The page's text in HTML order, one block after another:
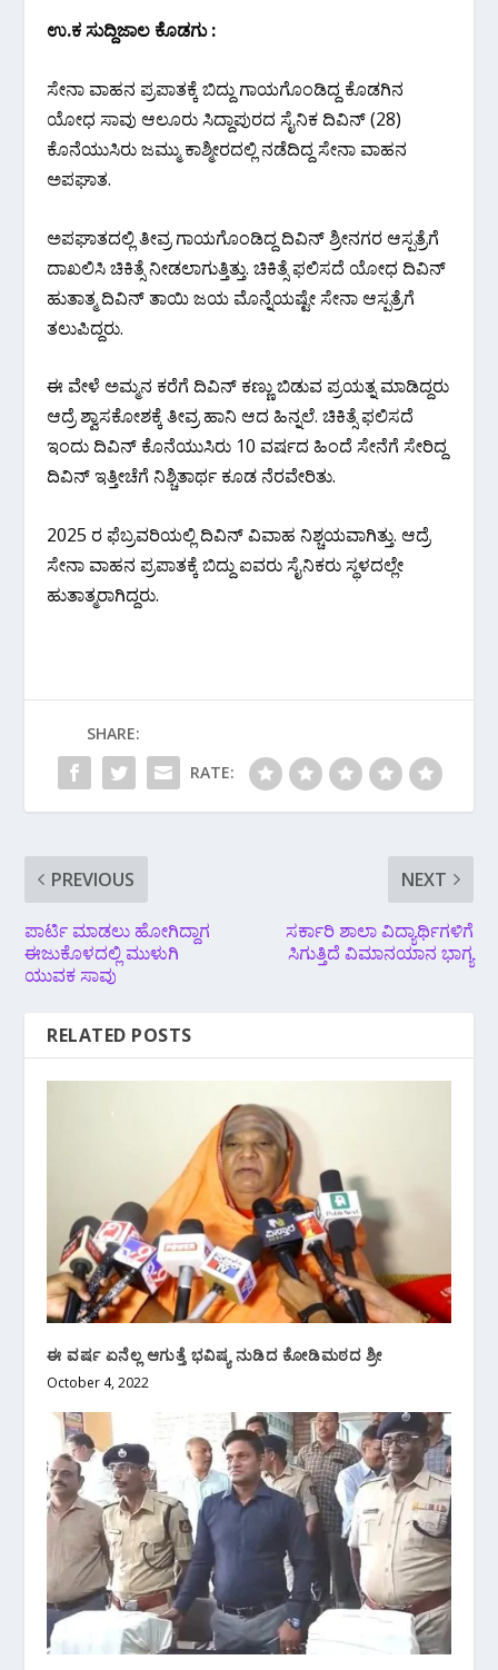
ಉ.ಕ ಸುದ್ದಿಜಾಲ ಕೊಡಗು :
ಸೇನಾ ವಾಹನ ಪ್ರಪಾತಕ್ಕೆ ಬಿದ್ದು ಗಾಯಗೊಂಡಿದ್ದ ಕೊಡಗಿನ
ಯೋಧ ಸಾವು ಆಲೂರು ಸಿದ್ದಾಪುರದ ಸೈನಿಕ ದಿವಿನ್ (28)
ಕೊನೆಯುಸಿರು ಜಮ್ಮು ಕಾಶ್ಮೀರದಲ್ಲಿ ನಡೆದಿದ್ದ ಸೇನಾ ವಾಹನ
ಅಪಘಾತ‌.
ಅಪಘಾತದಲ್ಲಿ ತೀವ್ರ ಗಾಯಗೊಂಡಿದ್ದ ದಿವಿನ್ ಶ್ರೀನಗರ ಆಸ್ಪತ್ರೆಗೆ
ದಾಖಲಿಸಿ ಚಿಕಿತ್ಸೆ ನೀಡಲಾಗುತ್ತಿತ್ತು. ಚಿಕಿತ್ಸೆ ಫಲಿಸದೆ ಯೋಧ ದಿವಿನ್
ಹುತಾತ್ಮ ದಿವಿನ್ ತಾಯಿ ಜಯ ಮೊನ್ನೆಯಷ್ಟೇ ಸೇನಾ ಆಸ್ಪತ್ರೆಗೆ
ತಲುಪಿದ್ದರು‌‌.
ಈ ವೇಳೆ ಅಮ್ಮನ ಕರೆಗೆ ದಿವಿನ್ ಕಣ್ಣು ಬಿಡುವ ಪ್ರಯತ್ನ ಮಾಡಿದ್ದರು
ಆದ್ರೆ ಶ್ವಾಸಕೋಶಕ್ಕೆ ತೀವ್ರ ಹಾನಿ ಆದ ಹಿನ್ನಲೆ. ಚಿಕಿತ್ಸೆ ಫಲಿಸದೆ
ಇಂದು ದಿವಿನ್ ಕೊನೆಯುಸಿರು 10 ವರ್ಷದ ಹಿಂದೆ ಸೇನೆಗೆ ಸೇರಿದ್ದ
ದಿವಿನ್ ಇತ್ತೀಚೆಗೆ ನಿಶ್ಚಿತಾರ್ಥ ಕೂಡ ನೆರವೇರಿತು.
2025 ರ ಫೆಬ್ರವರಿಯಲ್ಲಿ ದಿವಿನ್ ವಿವಾಹ ನಿಶ್ಚಯವಾಗಿತ್ತು. ಆದ್ರೆ
ಸೇನಾ ವಾಹನ ಪ್ರಪಾತಕ್ಕೆ ಬಿದ್ದು ಐವರು ಸೈನಿಕರು ಸ್ಥಳದಲ್ಲೇ
ಹುತಾತ್ಮರಾಗಿದ್ದರು.
SHARE:
RATE:
PREVIOUS
ಪಾರ್ಟಿ ಮಾಡಲು ಹೋಗಿದ್ದಾಗ
ಈಜುಕೊಳದಲ್ಲಿ ಮುಳುಗಿ
ಯುವಕ ಸಾವು
NEXT
ಸರ್ಕಾರಿ ಶಾಲಾ ವಿದ್ಯಾರ್ಥಿಗಳಿಗೆ
ಸಿಗುತ್ತಿದೆ ವಿಮಾನಯಾನ ಭಾಗ್ಯ
RELATED POSTS
ಈ ವರ್ಷ ಏನೆಲ್ಲ ಆಗುತ್ತೆ ಭವಿಷ್ಯ ನುಡಿದ ಕೋಡಿಮಠದ ಶ್ರೀ
October 4, 2022